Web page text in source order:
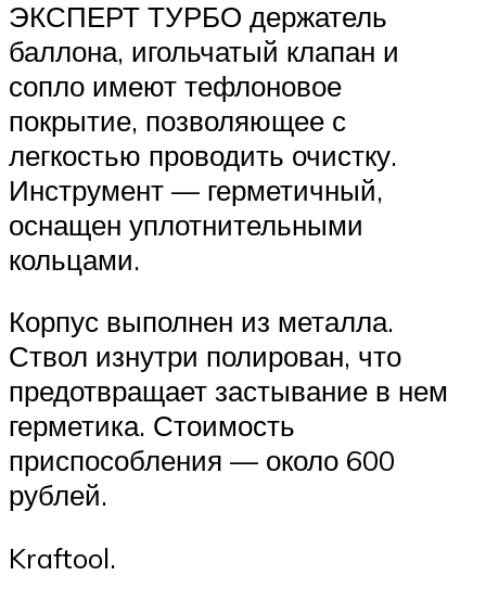
ЭКСПЕРТ ТУРБО держатель
баллона, игольчатый клапан и
сопло имеют тефлоновое
покрытие, позволяющее с
легкостью проводить очистку.
Инструмент — герметичный,
оснащен уплотнительными
кольцами.
Корпус выполнен из металла.
Ствол изнутри полирован, что
предотвращает застывание в нем
герметика. Стоимость
приспособления — около 600
рублей.
Kraftool.